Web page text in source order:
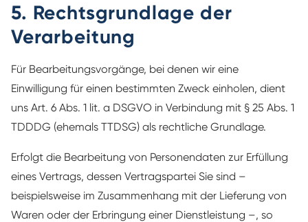
5. Rechtsgrundlage der
Verarbeitung
Für Bearbeitungsvorgänge, bei denen wir eine
Einwilligung für einen bestimmten Zweck einholen, dient
uns Art. 6 Abs. 1 lit. a DSGVO in Verbindung mit § 25 Abs. 1
TDDDG (ehemals TTDSG) als rechtliche Grundlage.
Erfolgt die Bearbeitung von Personendaten zur Erfüllung
eines Vertrags, dessen Vertragspartei Sie sind –
beispielsweise im Zusammenhang mit der Lieferung von
Waren oder der Erbringung einer Dienstleistung –, so